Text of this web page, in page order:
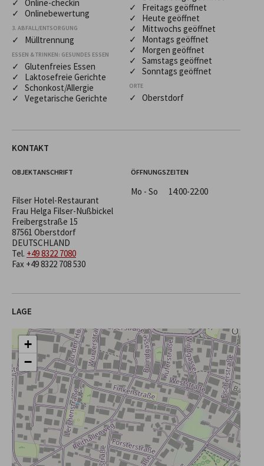
✓ Online-checkin
✓ Onlinebewertung
3. ABFALL/ENTSORGUNG
✓ Mülltrennung
ESSEN & TRINKEN: GESUNDES ESSEN
✓ Glutenfreies Essen
✓ Laktosefreie Gerichte
✓ Schonkost/Allergie
✓ Vegetarische Gerichte
✓ Freitags geöffnet
✓ Heute geöffnet
✓ Mittwochs geöffnet
✓ Montags geöffnet
✓ Morgen geöffnet
✓ Samstags geöffnet
✓ Sonntags geöffnet
ORTE
✓ Oberstdorf
KONTAKT
OBJEKTANSCHRIFT
Filser Hotel-Restaurant
Frau Helga Filser-Nußbickel
Freibergstraße 15
87561 Oberstdorf
DEUTSCHLAND
Tel. +49 8322 7080
Fax +49 8322 708 530
ÖFFNUNGSZEITEN
Mo - So 14:00-22:00
LAGE
+
−